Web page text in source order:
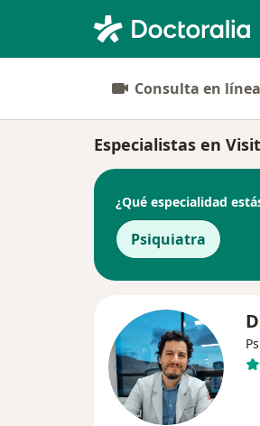
Consulta en línea
Especialistas en
¿Qué especialidad
Psiquiatra